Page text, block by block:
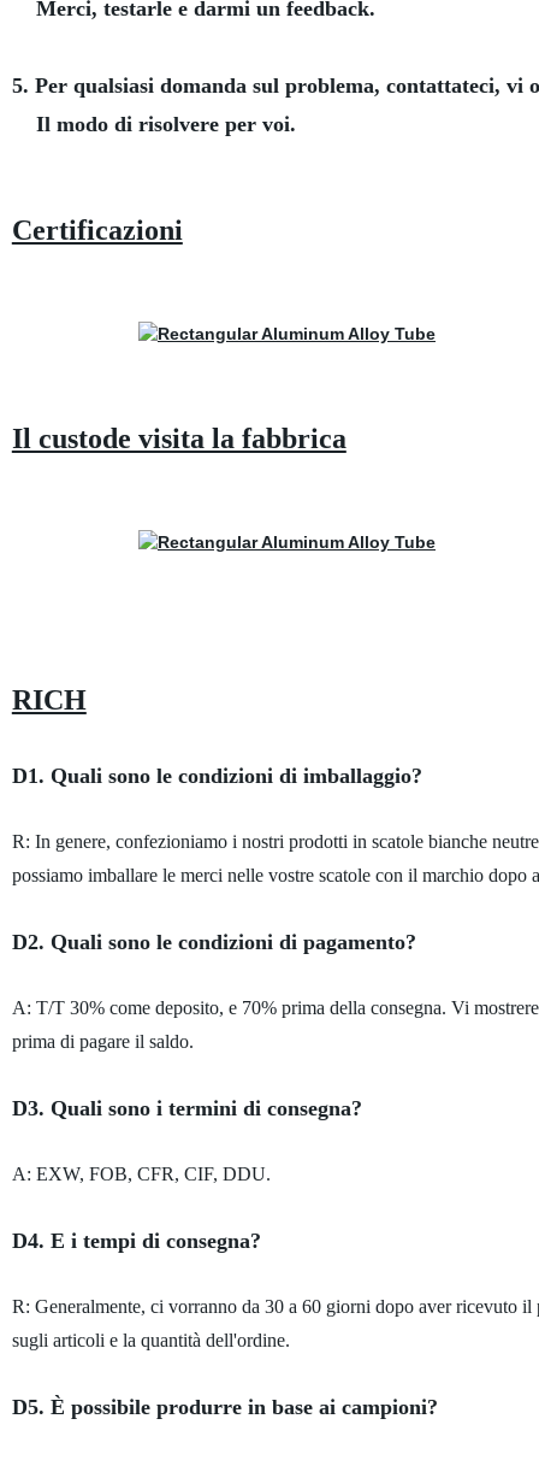
Merci, testarle e darmi un feedback.
5. Per qualsiasi domanda sul problema, contattateci, vi
Il modo di risolvere per voi.
Certificazioni
Il custode visita la fabbrica
RICH
D1. Quali sono le condizioni di imballaggio?
R: In genere, confezioniamo i nostri prodotti in scatole bianche
possiamo imballare le merci nelle vostre scatole con il marchio dopo
D2. Quali sono le condizioni di pagamento?
A: T/T 30% come deposito, e 70% prima della consegna. Vi
prima di pagare il saldo.
D3. Quali sono i termini di consegna?
A: EXW, FOB, CFR, CIF, DDU.
D4. E i tempi di consegna?
R: Generalmente, ci vorranno da 30 a 60 giorni dopo aver ricevuto
sugli articoli e la quantità dell'ordine.
D5. È possibile produrre in base ai campioni?